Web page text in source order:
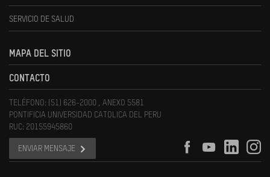
SERVICIO DE SALUD
MAPA DEL SITIO
CONTACTO
TELÉFONO: (51) 626-2000 , ANEXO 5581
PONTIFICIA UNIVERSIDAD CATOLICA DEL PERU
RUC: 20155945860
ENVIAR MENSAJE